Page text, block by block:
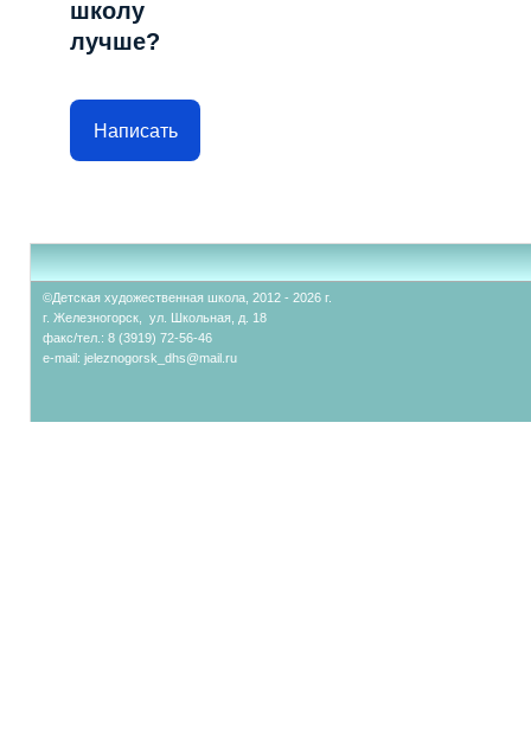
школу
лучше?
Написать
©Детская художественная школа, 2012 - 2026 г.
г. Железногорск, ул. Школьная, д. 18
факс/тел.: 8 (3919) 72-56-46
e-mail: jeleznogorsk_dhs@mail.ru